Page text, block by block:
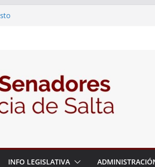
26 – Créase el Ente Salteño
INFO LEGISLATIVA